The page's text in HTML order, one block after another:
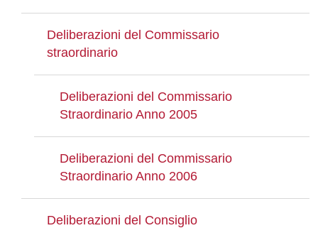
Deliberazioni del Commissario
straordinario
Deliberazioni del Commissario
Straordinario Anno 2005
Deliberazioni del Commissario
Straordinario Anno 2006
Deliberazioni del Consiglio